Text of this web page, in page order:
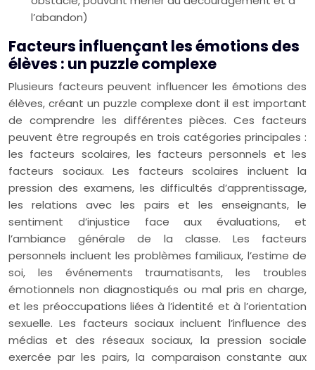
l’abandon)
Facteurs influençant les émotions des
élèves : un puzzle complexe
Plusieurs facteurs peuvent influencer les émotions des
élèves, créant un puzzle complexe dont il est important
de comprendre les différentes pièces. Ces facteurs
peuvent être regroupés en trois catégories principales :
les facteurs scolaires, les facteurs personnels et les
facteurs sociaux. Les facteurs scolaires incluent la
pression des examens, les difficultés d’apprentissage,
les relations avec les pairs et les enseignants, le
sentiment d’injustice face aux évaluations, et
l’ambiance générale de la classe. Les facteurs
personnels incluent les problèmes familiaux, l’estime de
soi, les événements traumatisants, les troubles
émotionnels non diagnostiqués ou mal pris en charge,
et les préoccupations liées à l’identité et à l’orientation
sexuelle. Les facteurs sociaux incluent l’influence des
médias et des réseaux sociaux, la pression sociale
exercée par les pairs, la comparaison constante aux